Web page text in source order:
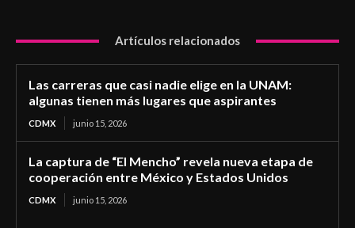
Artículos relacionados
Las carreras que casi nadie elige en la UNAM:
algunas tienen más lugares que aspirantes
CDMX junio 15, 2026
La captura de “El Mencho” revela nueva etapa de
cooperación entre México y Estados Unidos
CDMX junio 15, 2026